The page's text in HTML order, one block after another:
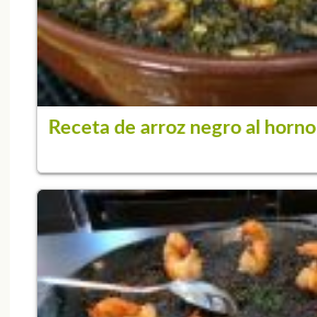
Receta de arroz negro al horno